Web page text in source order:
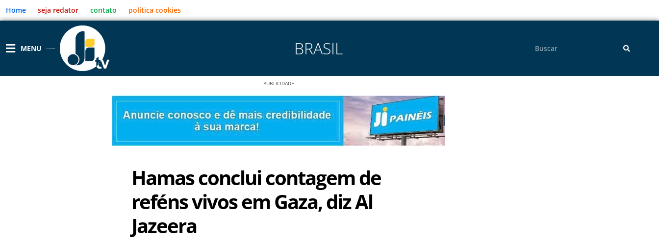
para
o
Home seja redator contato política cookies
MENU BRASIL
PUBLICIDADE
Hamas conclui contagem de
reféns vivos em Gaza, diz Al
Jazeera